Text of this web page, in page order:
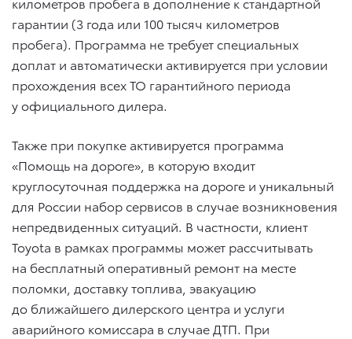
гарантии (3 года или 100 тысяч километров
пробега). Программа не требует специальных
доплат и автоматически активируется при условии
прохождения всех ТО гарантийного периода
у официального дилера.
Также при покупке активируется программа
«Помощь на дороге», в которую входит
круглосуточная поддержка на дороге и уникальный
для России набор сервисов в случае возникновения
непредвиденных ситуаций. В частности, клиент
Toyota в рамках программы может рассчитывать
на бесплатный оперативный ремонт на месте
поломки, доставку топлива, эвакуацию
до ближайшего дилерского центра и услуги
аварийного комиссара в случае ДТП. При